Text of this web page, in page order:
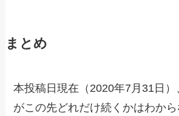
まとめ
本投稿日現在（2020年7月31日
がこの先どれだけ続くかはわから